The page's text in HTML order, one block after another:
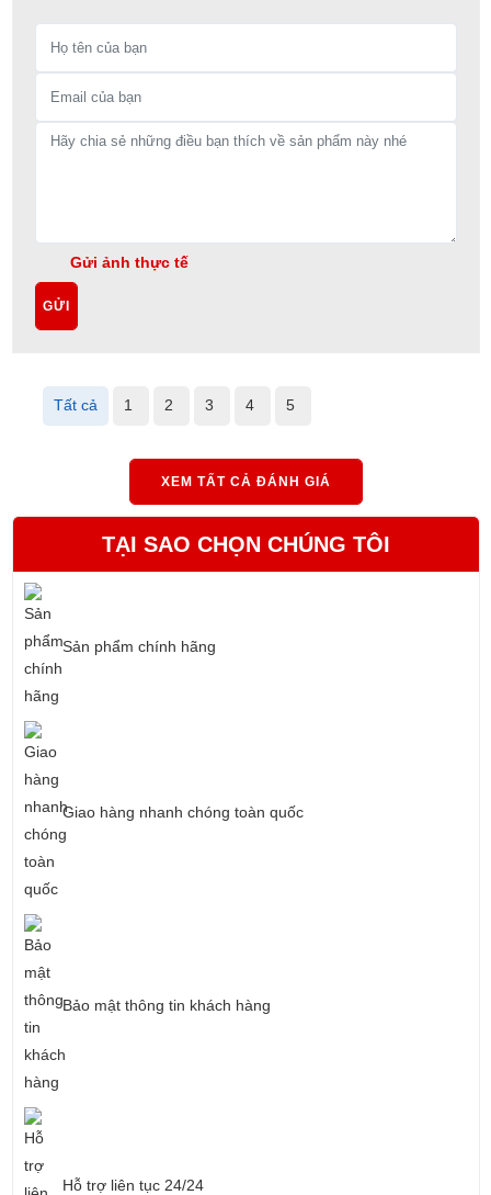
Gửi ảnh thực tế
GỬI
Tất cả 1 2 3 4 5
XEM TẤT CẢ ĐÁNH GIÁ
TẠI SAO CHỌN CHÚNG TÔI
Sản phẩm chính hãng
Giao hàng nhanh chóng toàn quốc
Bảo mật thông tin khách hàng
Hỗ trợ liên tục 24/24